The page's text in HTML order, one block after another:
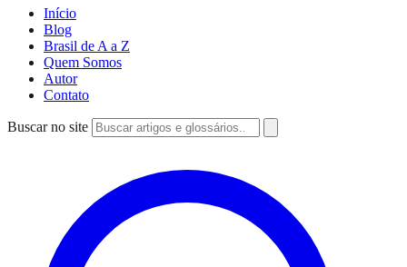
Início
Blog
Brasil de A a Z
Quem Somos
Autor
Contato
Buscar no site